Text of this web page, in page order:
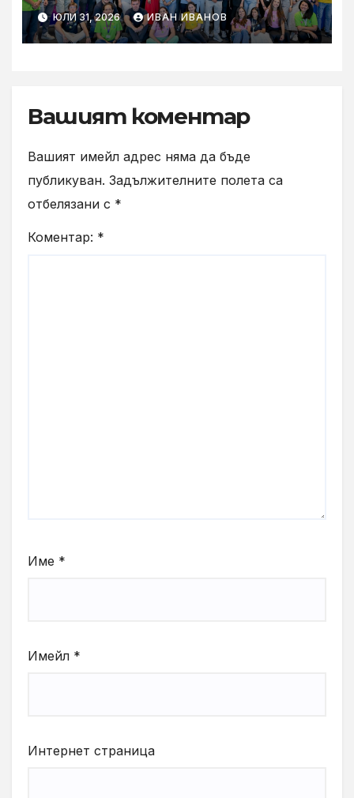
извора“: Стажантите на
Vivacom се срещнаха с
Главния изпълнителен
ЮЛИ 31, 2026 ИВАН ИВАНОВ
Вашият коментар
Вашият имейл адрес няма да бъде
публикуван. Задължителните полета са
отбелязани с *
Коментар: *
Име *
Имейл *
Интернет страница